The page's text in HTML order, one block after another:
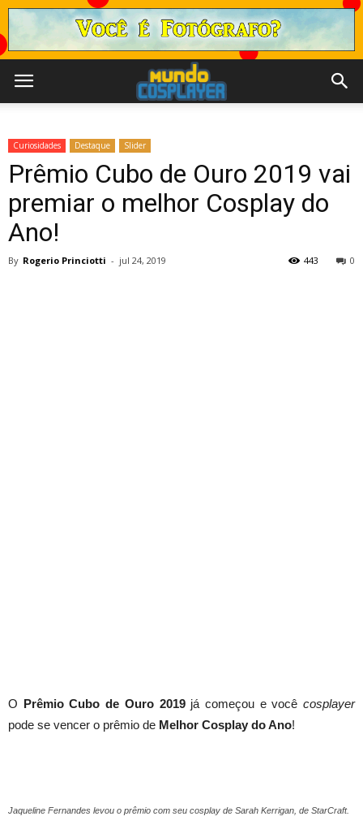
Curiosidades Destaque Slider
Prêmio Cubo de Ouro 2019 vai
premiar o melhor Cosplay do
Ano!
By Rogerio Princiotti - jul 24, 2019 0
443
O Prêmio Cubo de Ouro 2019já começou e vocêcosplayer
pode se vencer o prêmio de Melhor Cosplay do Ano!
Jaqueline Fernandes levou o prêmio com seu cosplay de Sarah Kerrigan, de StarCraft.